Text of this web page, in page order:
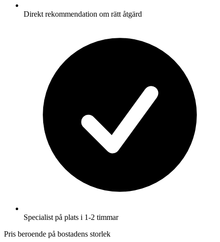
Direkt rekommendation om rätt åtgärd
Specialist på plats i 1-2 timmar
Pris beroende på bostadens storlek